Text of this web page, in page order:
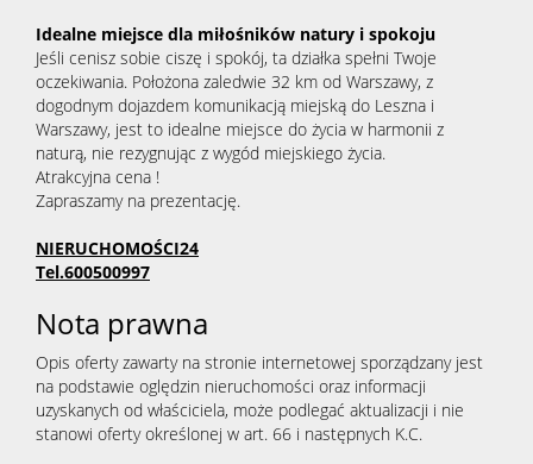
Idealne miejsce dla miłośników natury i spokoju
Jeśli cenisz sobie ciszę i spokój, ta działka spełni Twoje
oczekiwania. Położona zaledwie 32 km od Warszawy, z
dogodnym dojazdem komunikacją miejską do Leszna i
Warszawy, jest to idealne miejsce do życia w harmonii z
naturą, nie rezygnując z wygód miejskiego życia.
Atrakcyjna cena !
Zapraszamy na prezentację.
NIERUCHOMOŚCI24
Tel.600500997
Nota prawna
Opis oferty zawarty na stronie internetowej sporządzany jest
na podstawie oględzin nieruchomości oraz informacji
uzyskanych od właściciela, może podlegać aktualizacji i nie
stanowi oferty określonej w art. 66 i następnych K.C.